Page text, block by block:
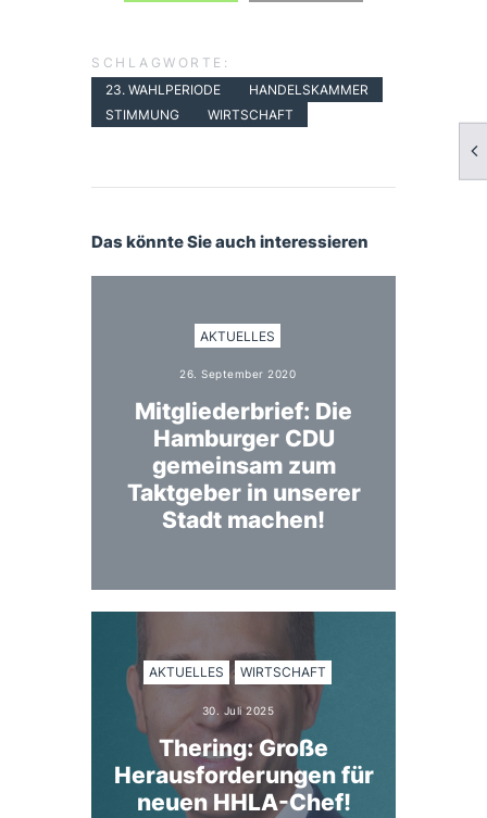
SCHLAGWORTE:
23. WAHLPERIODE
HANDELSKAMMER
STIMMUNG
WIRTSCHAFT
Das könnte Sie auch interessieren
AKTUELLES
26. September 2020
Mitgliederbrief: Die
Hamburger CDU
gemeinsam zum
Taktgeber in unserer
Stadt machen!
AKTUELLES WIRTSCHAFT
30. Juli 2025
Thering: Große
Herausforderungen für
neuen HHLA-Chef!